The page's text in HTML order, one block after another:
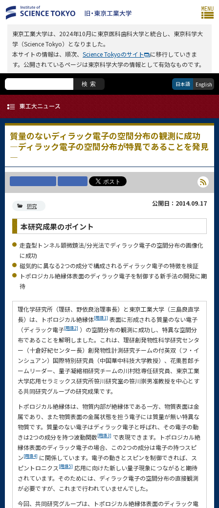
東京工業大学は、2024年10月に東京医科歯科大学と統合し、東京科学大
学（Science Tokyo）となりました。
本サイトの情報は、順次、 Science Tokyoのサイト
に移行していきま
す。公開されているページは東京科学大学の情報として有効なものです。
検索 日本語 English
質量のないディラック電子の空間分布の観測に成功
―ディラック電子の空間分布が特異であることを発見
―
研究 公開日：2014.09.17
本研究成果のポイント
走査型トンネル顕微鏡法/分光法でディラック電子の空間分布の画像化
に成功
磁気的に異なる2つの成分で構成されるディラック電子の特徴を検証
トポロジカル絶縁体表面のディラック電子を制御する新手法の開発に期
待
理化学研究所（理研、野依良治理事長）と東京工業大学（三島良直学
長）は、トポロジカル絶縁体[用語1] 表面に形成される質量のない電子
（ディラック電子[用語2] ）の空間分布の観測に成功し、特異な空間分
布であることを解明しました。これは、理研創発物性科学研究センタ
ー（十倉好紀センター長）創発物性計測研究チームの付英双（フ・イ
ンシュアン）国際特別研究員（中国華中科技大学教授）、花栗哲郎チ
ームリーダー、量子凝縮相研究チームの川村稔専任研究員、東京工業
大学応用セラミックス研究所笹川研究室の笹川崇男准教授を中心とす
る共同研究グループの研究成果です。
トポロジカル絶縁体は、物質内部が絶縁体である一方、物質表面は金
属であり、また物質表面の金属状態を担う電子には質量が無い特異な
物質です。質量のない電子はディラック電子と呼ばれ、その電子の動
きは2つの成分を持つ波動関数[用語3] で表現できます。トポロジカル絶
縁体表面のディラック電子の場合、この2つの成分は電子の持つスピ
ン[用語4] に関係しています。電子の動きとスピンを制御できれば、ス
ピントロニクス [用語5] 応用に向けた新しい量子現象につながると期待
されています。そのためには、ディラック電子の空間分布の直接観測
が必要ですが、これまで行われていませんでした。
今回、共同研究グループは、トポロジカル絶縁体表面のディラック電